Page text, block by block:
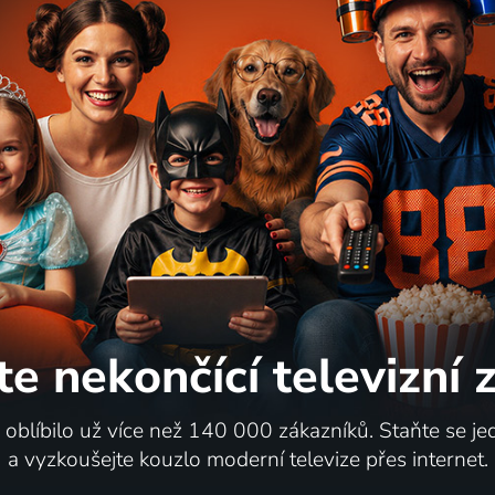
pan Lišák Harry Potter a Ohnivý
47
nekončící televizní
oblíbilo už více než 140 000 zákazníků. Staňte se
a vyzkoušejte kouzlo moderní televize přes internet.